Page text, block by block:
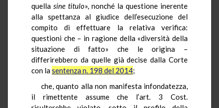
quella sine titulo», nonché la questione inerente
alla spettanza al giudice dell’esecuzione del
compito di effettuare la relativa verifica:
questioni che – in ragione della «diversità della
situazione di fatto» che le origina –
differirebbero da quelle già decise dalla Corte
con lasentenza n. 198 del 2014;
che, quanto alla non manifesta infondatezza,
il rimettente assume che l’art. 3 Cost.